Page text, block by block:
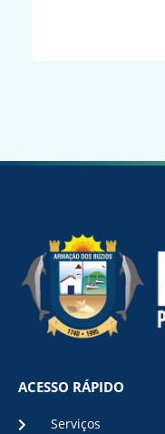
ACESSO RÁPIDO
Serviços